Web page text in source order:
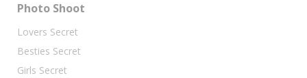
Photo Shoot
Lovers Secret
Besties Secret
Girls Secret